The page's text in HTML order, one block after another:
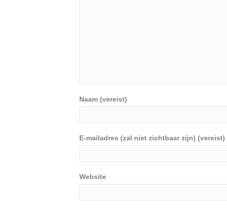
Naam (vereist)
E-mailadres (zal niet zichtbaar zijn) (vereist)
Website